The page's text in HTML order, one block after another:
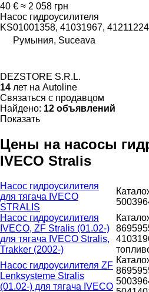
40 € ≈ 2 058 грн
Насос гидроусилителя
KS01001358, 41031967, 41211224
Румыния, Suceava
DEZSTORE S.R.L.
14 лет на Autoline
Связаться с продавцом
Найдено: 12 объявлений
Показать
Цены на насосы
IVECO Stralis
Насос гидроусилителя
для тягача IVECO
STRALIS
Насос гидроусилителя
IVECO, ZF Stralis (01.02-)
для тягача IVECO Stralis,
Trakker (2002-)
Насос гидроусилителя ZF
Lenksysteme Stralis
(01.02-) для тягача IVECO